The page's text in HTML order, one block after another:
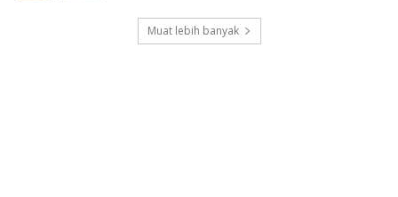
Muat lebih banyak